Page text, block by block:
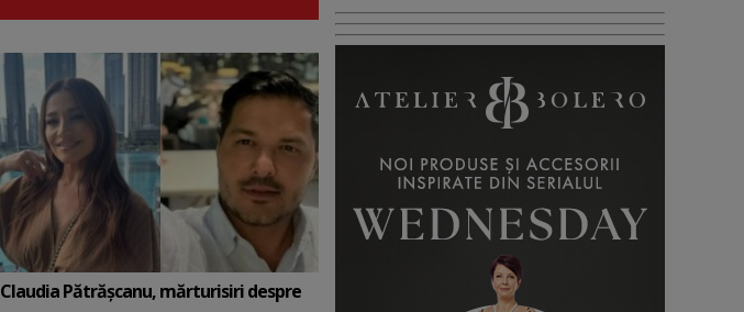
Claudia Pătrășcanu, mărturisiri despre